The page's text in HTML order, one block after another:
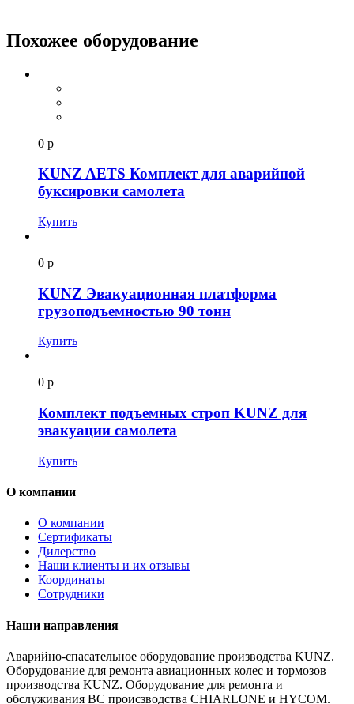
Похожее оборудование
0 р
KUNZ AETS Комплект для аварийной
буксировки самолета
Купить
0 р
KUNZ Эвакуационная платформа
грузоподъемностью 90 тонн
Купить
0 р
Комплект подъемныx строп KUNZ для
эвакуации самолета
Купить
О компании
О компании
Сертификаты
Дилерство
Наши клиенты и их отзывы
Координаты
Сотрудники
Наши направления
Аварийно-спасательное оборудование производства KUNZ.
Оборудование для ремонта авиационных колес и тормозов
производства KUNZ. Оборудование для ремонта и
обслуживания ВС происзводства CHIARLONE и HYCOM.